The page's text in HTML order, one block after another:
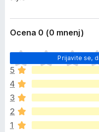
Ocena 0 (0 mnenj)
Prijavite se,
Š
e
n
i
o
c
e
n
5
4
3
2
1